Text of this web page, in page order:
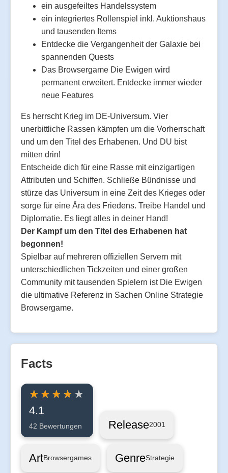
ein ausgefeiltes Handelssystem
ein integriertes Rollenspiel inkl. Auktionshaus
und tausenden Items
Entdecke die Vergangenheit der Galaxie bei
spannenden Quests
Das Browsergame Die Ewigen wird
permanent erweitert. Entdecke immer wieder
neue Features
Es herrscht Krieg im DE-Universum. Vier
unerbittliche Rassen kämpfen um die Vorherrschaft
und um den Titel des Erhabenen. Und DU bist
mitten drin!
Entscheide dich für eine Rasse mit einzigartigen
Attributen und Schiffen. Schließe Bündnisse und
stürze das Universum in eine Zeit des Krieges oder
sorge für eine Ära des Friedens. Treibe Handel und
Diplomatie. Es liegt alles in deiner Hand!
Der Kampf um den Titel des Erhabenen hat
begonnen!
Spielbar auf mehreren offiziellen Servern mit
unterschiedlichen Tickzeiten und einer großen
Community mit tausenden Spielern ist Die Ewigen
die ultimative Referenz in Sachen Online Strategie
Browsergame.
Facts
4.1
42 Bewertungen Release2001
ArtBrowsergames GenreStrategie